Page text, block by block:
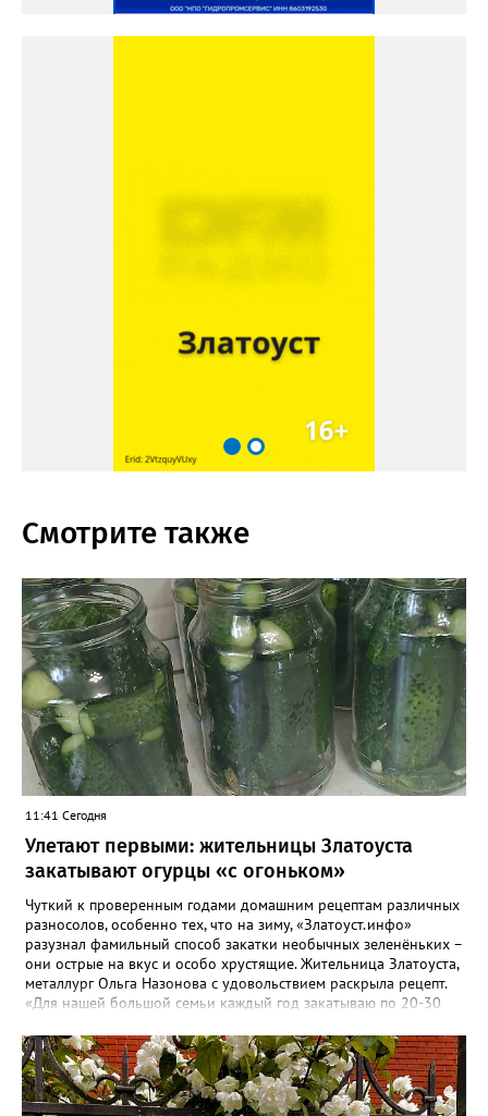
Смотрите также
11:41 Сегодня
Улетают первыми: жительницы Златоуста
закатывают огурцы «с огоньком»
Чуткий к проверенным годами домашним рецептам различных
разносолов, особенно тех, что на зиму, «Златоуст.инфо»
разузнал фамильный способ закатки необычных зеленёньких –
они острые на вкус и особо хрустящие. Жительница Златоуста,
металлург Ольга Назонова с удовольствием раскрыла рецепт.
«Для нашей большой семьи каждый год закатываю по 20-30
улетают со стола первыми, а гости неизменно просят рецепт, -
отметила Ольга. – Несмотря на это неласковое лето, парники
уже полны огурцов. Запаситесь любым недорогим острым
кетчупом и попробуйте наш семейный рецепт. Дети называют